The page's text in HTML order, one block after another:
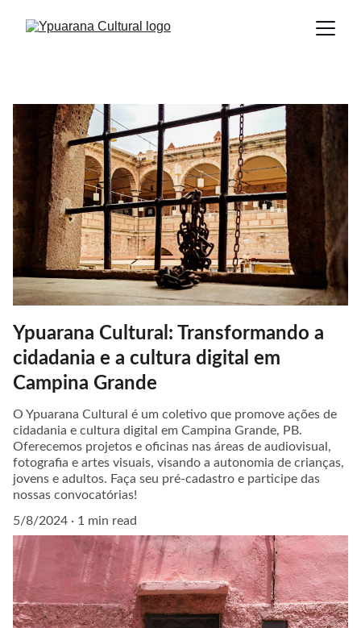
Ypuarana Cultural: Transformando a
cidadania e a cultura digital em
Campina Grande
O Ypuarana Cultural é um coletivo que promove ações de
cidadania e cultura digital em Campina Grande, PB.
Oferecemos projetos e oficinas nas áreas de audiovisual,
fotografia e artes visuais, visando a autonomia de crianças,
jovens e adultos. Faça seu pré-cadastro e participe das
nossas convocatórias!
5/8/2024
1 min read